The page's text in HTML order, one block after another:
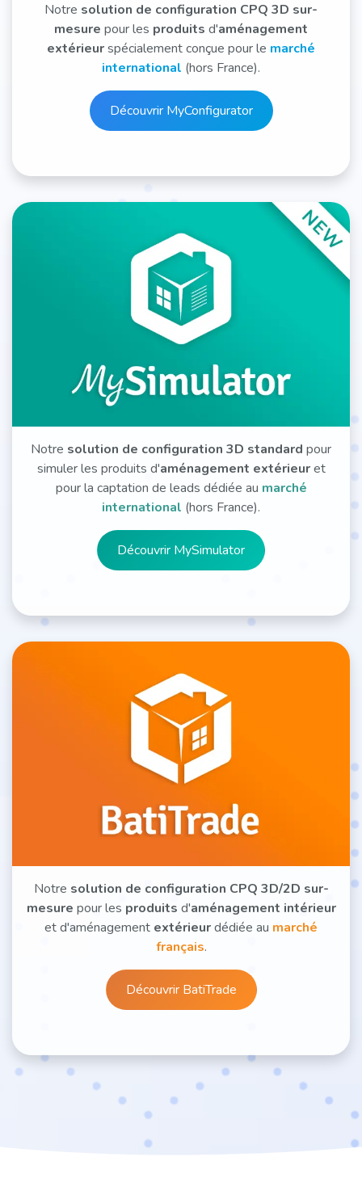
Notre solution de configuration CPQ 3D sur-
mesure pour les produits d'aménagement
extérieurspécialement conçue pour le marché
international (hors France).
Découvrir MyCon​​​​​​​​figurator
Notre solution de configuration 3D standard pour
simuler les produits d'aménagement extérieuret
pour la captation de leads dédiée au marché
international (hors France).
Découvrir MySimulator
Notre solution de configuration CPQ 3D/2D sur-
mesure pour les produits d'aménagement intérieur
et d'aménagement extérieurdédiée au marché
français.
Découvri​​​​​​​​r BatiTrade